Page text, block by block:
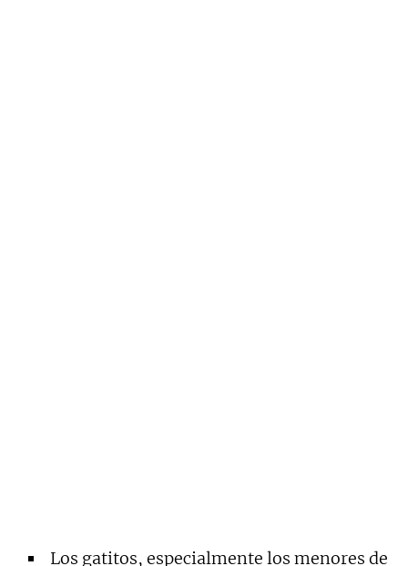
Los gatitos, especialmente los menores de